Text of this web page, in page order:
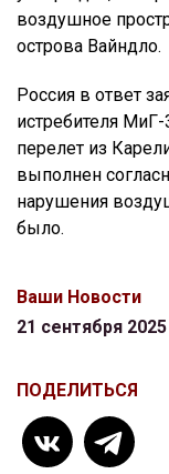
воздушное
острова Вайндло.
Россия в ответ
истребителя
перелет из
выполнен
нарушения
было.
Ваши Новости
21 сентября 2025
ПОДЕЛИТЬСЯ